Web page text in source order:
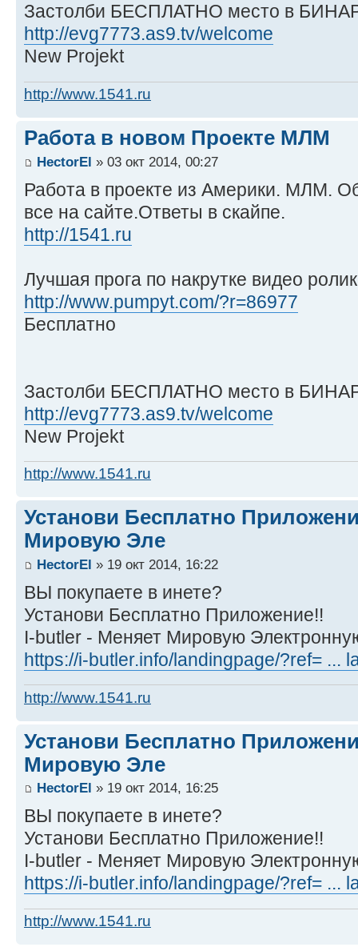
Застолби БЕСПЛАТНО место в
http://evg7773.as9.tv/welcome
New Projekt
http://www.1541.ru
Работа в новом Проекте МЛМ
HectorEl » 03 окт 2014, 00:27
Работа в проекте из Америки. МЛМ.
все на сайте.Ответы в скайпе.
http://1541.ru
Лучшая прога по накрутке видео
http://www.pumpyt.com/?r=86977
Бесплатно
Застолби БЕСПЛАТНО место в
http://evg7773.as9.tv/welcome
New Projekt
http://www.1541.ru
Установи Бесплатно
Мировую Эле
HectorEl » 19 окт 2014, 16:22
ВЫ покупаете в инете?
Установи Бесплатно Приложение!!
I-butler - Меняет Мировую
https://i-butler.info/landingpage/?ref= ...
http://www.1541.ru
Установи Бесплатно
Мировую Эле
HectorEl » 19 окт 2014, 16:25
ВЫ покупаете в инете?
Установи Бесплатно Приложение!!
I-butler - Меняет Мировую
https://i-butler.info/landingpage/?ref= ...
http://www.1541.ru